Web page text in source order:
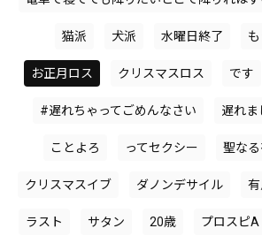
猫派 犬派 水曜日終了
お正月ロス クリスマスロス です
#遅れちゃってごめんなさい 遅れま
ことよろ ってセクシー 聖な
クリスマスイブ ダノンデサイル
ラスト サタン 20歳 プロスピA